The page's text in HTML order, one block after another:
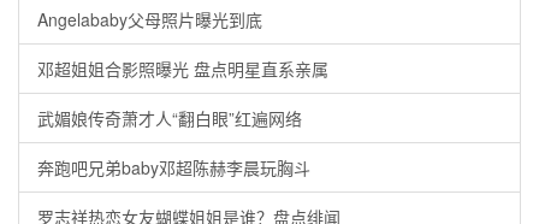
Angelababy父母照片曝光到底
邓超姐姐合影照曝光 盘点明星直系亲属
武媚娘传奇萧才人“翻白眼”红遍网络
奔跑吧兄弟baby邓超陈赫李晨玩胸斗
罗志祥热恋女友蝴蝶姐姐是谁？盘点绯闻